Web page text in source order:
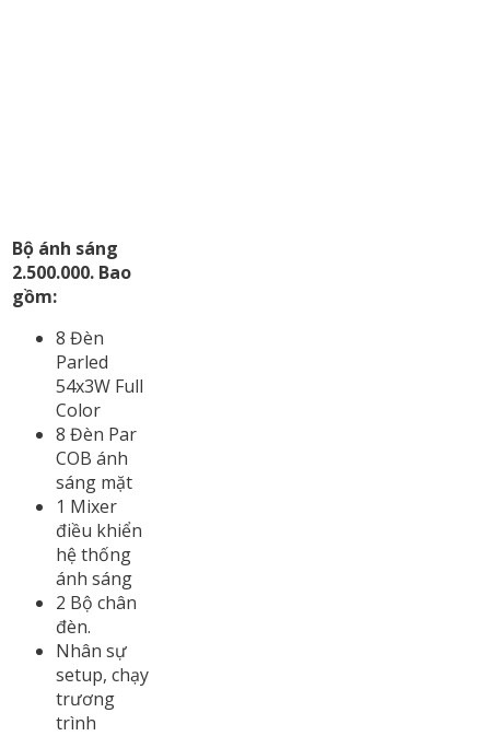
Bộ ánh sáng
2.500.000. Bao
gồm:
8 Đèn
Parled
54x3W Full
Color
8 Đèn Par
COB ánh
sáng mặt
1 Mixer
điều khiển
hệ thống
ánh sáng
2 Bộ chân
đèn.
Nhân sự
setup, chạy
trương
trình